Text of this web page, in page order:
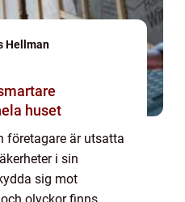
Hellman
huset
företagare är utsatta
i sin
sig mot